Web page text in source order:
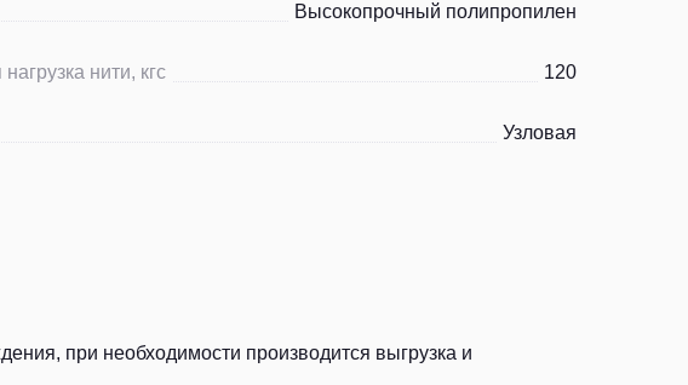
Высокопрочный полипропилен
нити, кгс 120
Узловая
при необходимости производится выгрузка и